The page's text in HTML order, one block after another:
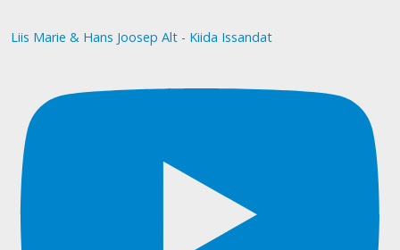
Liis Marie & Hans Joosep Alt - Kiida Issandat